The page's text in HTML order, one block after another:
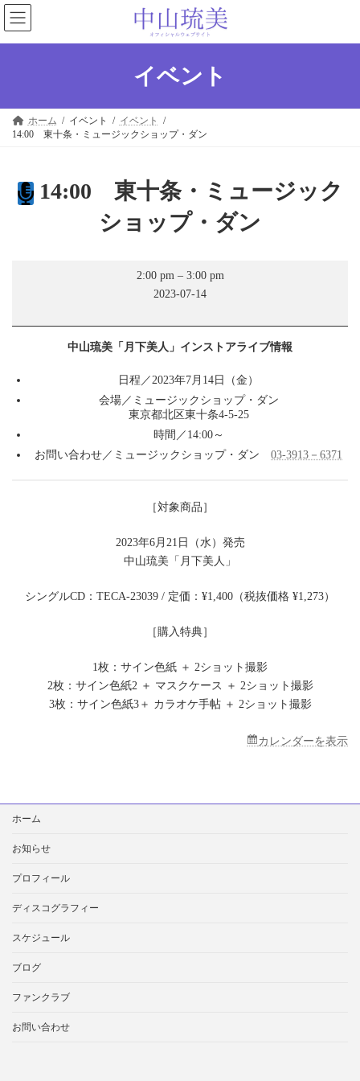
コ
ン
テ
キ
ナ
ビ
ゲ
に
イベント
ホーム イベント
イベント
14:00 東十条・ミュージックショップ・ダン
14:00 東十条・ミュージック
ショップ・ダン
東
十
ミ
ー
ッ
ク
シ
ッ
プ・
2:00 pm – 3:00 pm
2023-07-14
中山琉美「月下美人」インストアライブ情報
日程／2023年7月14日（金）
会場／ミュージックショップ・ダン
東京都北区東十条4-5-25
時間／14:00～
お問い合わせ／ミュージックショップ・ダン 03-3913－6371
［対象商品］
2023年6月21日（水）発売
中山琉美「月下美人」
シングルCD：TECA-23039 / 定価：¥1,400（税抜価格 ¥1,273）
［購入特典］
1枚：サイン色紙 ＋ 2ショット撮影
2枚：サイン色紙2 ＋ マスクケース ＋ 2ショット撮影
3枚：サイン色紙3＋ カラオケ手帖 ＋ 2ショット撮影
カレンダーを表示
索:
ホーム
お知らせ
プロフィール
ディスコグラフィー
スケジュール
ブログ
ファンクラブ
お問い合わせ